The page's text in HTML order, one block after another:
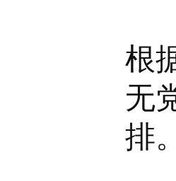
根
无
排。